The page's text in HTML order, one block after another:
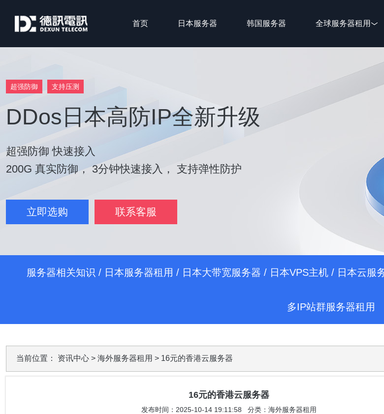
首页 日本服务器 韩国服务器 全球服务器租用
超强防御 支持压测
DDos日本高防IP全新升级
超强防御 快速接入
200G 真实防御， 3分钟快速接入， 支持弹性防护
立即选购 联系客服
服务器相关知识 / 日本服务器租用 / 日本大带宽服务器 / 日本VPS主机 / 日本云服
多IP站群服务器租用
当前位置： 资讯中心 > 海外服务器租用 > 16元的香港云服务器
16元的香港云服务器
发布时间：2025-10-14 19:11:58 分类：海外服务器租用